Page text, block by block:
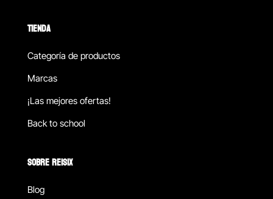
TIENDA
Categoría de productos
Marcas
¡Las mejores ofertas!
Back to school
SOBRE REISIX
Blog